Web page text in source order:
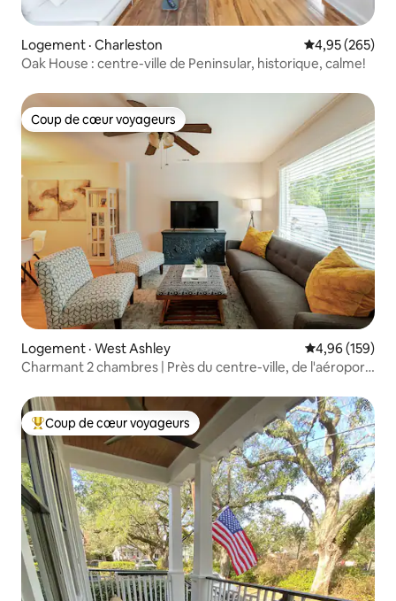
Logement · Charleston Note
4,95 (265)
Oak House : centre-ville de Peninsular, historique, calme!
Coup de cœur voyageurs
Coup de cœur voyageurs
Logement · West Ashley Note
4,96 (159)
Charmant 2 chambres | Près du centre-ville, de l'aéroport
Coup de cœur voyageurs parmi les plus aimés
Coup de cœur voyageurs